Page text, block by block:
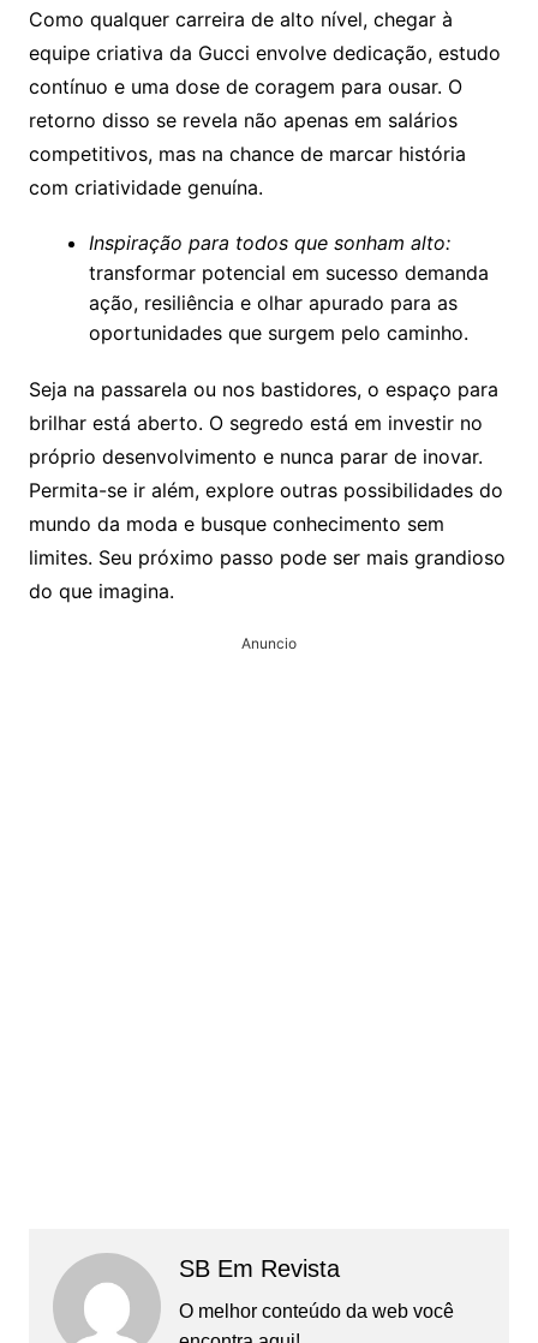
Como qualquer carreira de alto nível, chegar à
equipe criativa da Gucci envolve dedicação, estudo
contínuo e uma dose de coragem para ousar. O
retorno disso se revela não apenas em salários
competitivos, mas na chance de marcar história
com criatividade genuína.
Inspiração para todos que sonham alto:
transformar potencial em sucesso demanda
ação, resiliência e olhar apurado para as
oportunidades que surgem pelo caminho.
Seja na passarela ou nos bastidores, o espaço para
brilhar está aberto. O segredo está em investir no
próprio desenvolvimento e nunca parar de inovar.
Permita-se ir além, explore outras possibilidades do
mundo da moda e busque conhecimento sem
limites. Seu próximo passo pode ser mais grandioso
do que imagina.
Anuncio
SB Em Revista
O melhor conteúdo da web você